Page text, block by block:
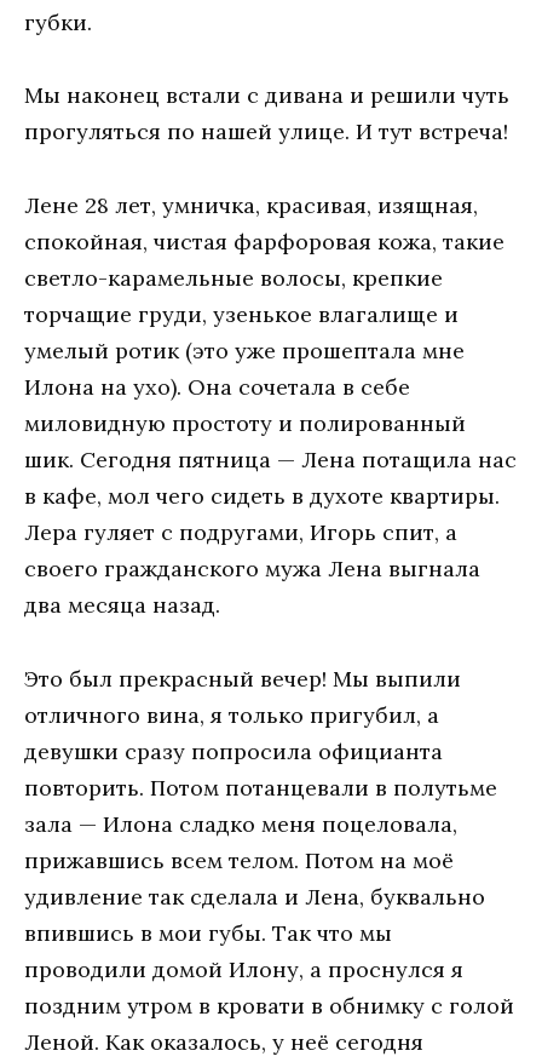
губки.
Мы наконец встали с дивана и решили чуть
прогуляться по нашей улице. И тут встреча!
Лене 28 лет, умничка, красивая, изящная,
спокойная, чистая фарфоровая кожа, такие
светло-карамельные волосы, крепкие
торчащие груди, узенькое влагалище и
умелый ротик (это уже прошептала мне
Илона на ухо). Она сочетала в себе
миловидную простоту и полированный
шик. Сегодня пятница — Лена потащила нас
в кафе, мол чего сидеть в духоте квартиры.
Лера гуляет с подругами, Игорь спит, а
своего гражданского мужа Лена выгнала
два месяца назад.
Это был прекрасный вечер! Мы выпили
отличного вина, я только пригубил, а
девушки сразу попросила официанта
повторить. Потом потанцевали в полутьме
зала — Илона сладко меня поцеловала,
прижавшись всем телом. Потом на моё
удивление так сделала и Лена, буквально
впившись в мои губы. Так что мы
проводили домой Илону, а проснулся я
поздним утром в кровати в обнимку с голой
Леной. Как оказалось, у неё сегодня